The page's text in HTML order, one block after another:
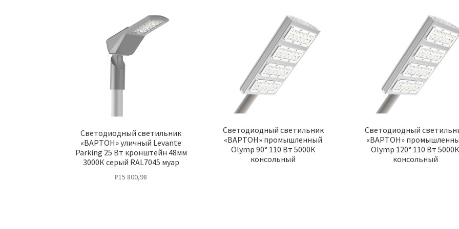
Светодиодный светильник
«ВАРТОН» уличный Levante
Parking 25 Вт кронштейн 48мм
3000К серый RAL7045 муар
₽15 800,98
Светодиодный светильник
«ВАРТОН» промышленный
Olymp 90° 110 Вт 5000К
консольный
Светодиодный
«ВАРТОН»
Olymp 120° 110 Вт 5000К
консольный